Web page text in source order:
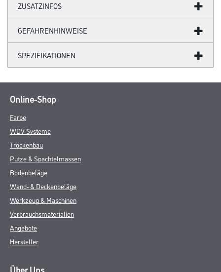
ZUSATZINFOS
GEFAHRENHINWEISE
SPEZIFIKATIONEN
Online-Shop
Farbe
WDV-Systeme
Trockenbau
Putze & Spachtelmassen
Bodenbeläge
Wand- & Deckenbeläge
Werkzeug & Maschinen
Verbrauchsmaterialien
Angebote
Hersteller
Über Uns